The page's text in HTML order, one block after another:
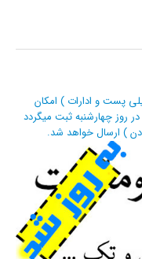
پست و ادارات ) امکان
روز چهارشنبه ثبت میگردد
) ارسال خواهد شد.